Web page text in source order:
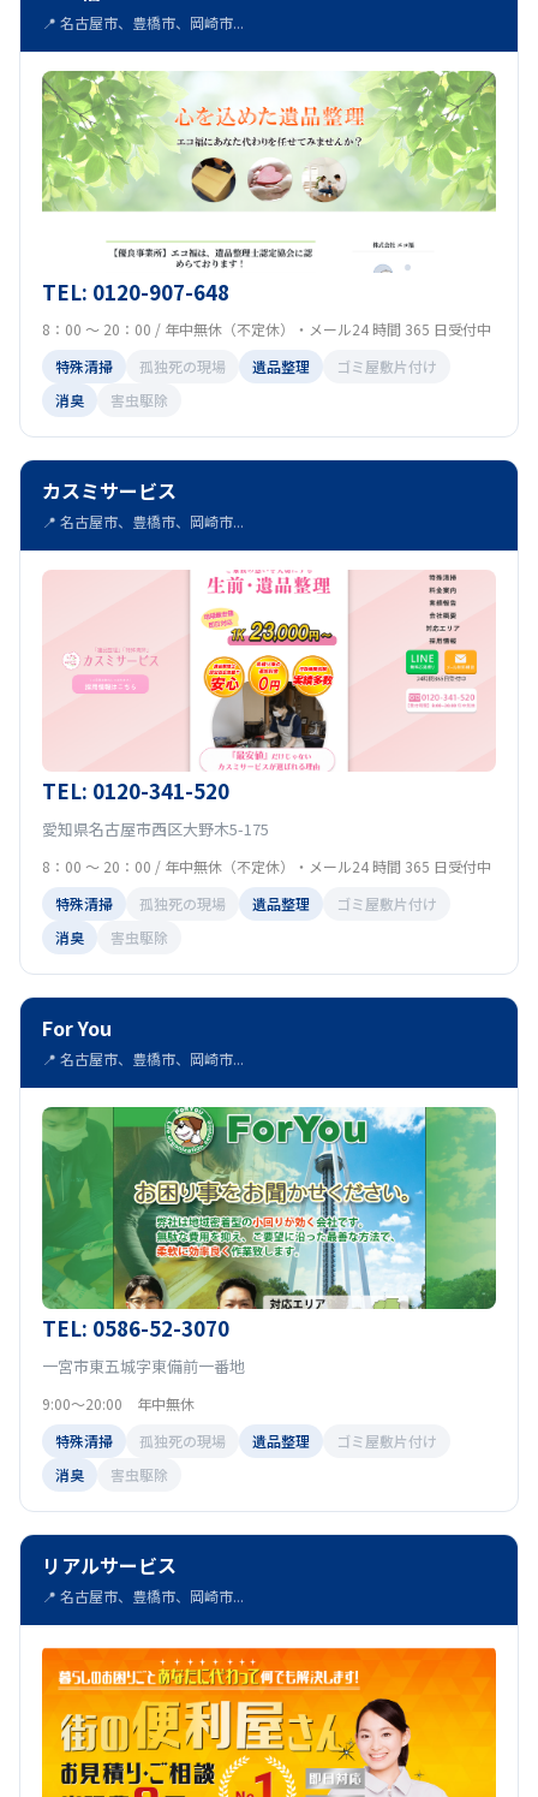
📍 名古屋市、豊橋市、岡崎市...
TEL: 0120-907-648
8：00 ～ 20：00 / 年中無休（不定休）・メール24 時間 365 日受付中
特殊清掃
孤独死の現場 遺品整理
ゴミ屋敷片付け
消臭
害虫駆除
カスミサービス
📍 名古屋市、豊橋市、岡崎市...
TEL: 0120-341-520
愛知県名古屋市西区大野木5-175
8：00 ～ 20：00 / 年中無休（不定休）・メール24 時間 365 日受付中
特殊清掃
孤独死の現場 遺品整理
ゴミ屋敷片付け
消臭
害虫駆除
For You
📍 名古屋市、豊橋市、岡崎市...
TEL: 0586-52-3070
一宮市東五城字東備前一番地
9:00～20:00 年中無休
特殊清掃
孤独死の現場 遺品整理
ゴミ屋敷片付け
消臭
害虫駆除
リアルサービス
📍 名古屋市、豊橋市、岡崎市...